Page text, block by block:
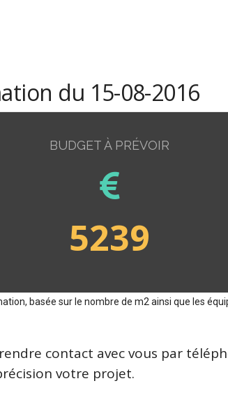
du 15-08-2016
BUDGET À PRÉVOIR
5239
basée sur le nombre de m2 ainsi que les
contact avec vous par
votre projet.